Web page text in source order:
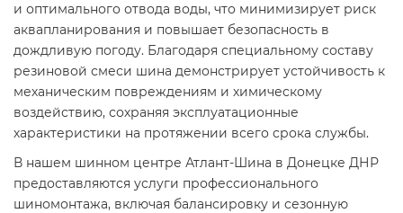
и оптимального отвода воды, что минимизирует риск
аквапланирования и повышает безопасность в
дождливую погоду. Благодаря специальному составу
резиновой смеси шина демонстрирует устойчивость к
механическим повреждениям и химическому
воздействию, сохраняя эксплуатационные
характеристики на протяжении всего срока службы.
В нашем шинном центре Атлант-Шина в Донецке ДНР
предоставляются услуги профессионального
шиномонтажа, включая балансировку и сезонную